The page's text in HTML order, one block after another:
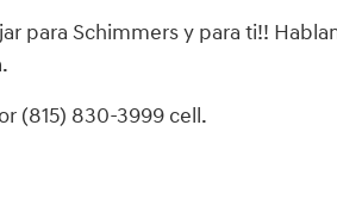
para Schimmers y para ti!!
(815) 830-3999 cell.